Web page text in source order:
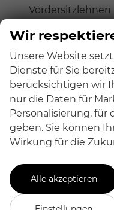
Vordersitzlehnen
Sitzheizung vorn
Sportsitze vorn
Infotainment &
Audi connect
Universal-
Airbag Fahrer-/
Audi Drive Select
Fahrassistenz-
Wir
Unsere Website
Dienste für Sie
berücksichtigen wir
nur die Daten für
Personalisierung, für
geben. Sie können
Wirkung für die
Alle akzeptieren